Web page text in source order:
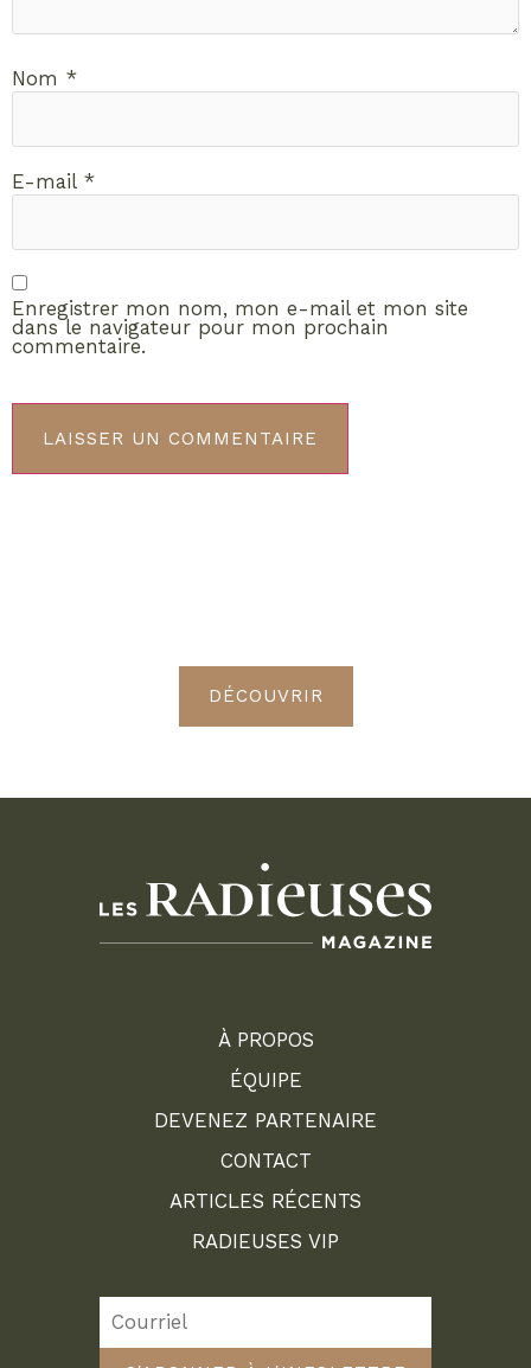
Nom *
E-mail *
Enregistrer mon nom, mon e-mail et mon site
dans le navigateur pour mon prochain
commentaire.
DÉCOUVRIR
À PROPOS
ÉQUIPE
DEVENEZ PARTENAIRE
CONTACT
ARTICLES RÉCENTS
RADIEUSES VIP